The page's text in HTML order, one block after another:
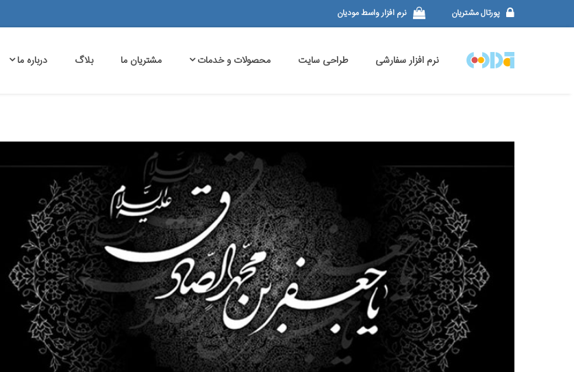
پورتال مشتریان نرم افزار واسط مودیان
نرم افزار سفارشی طراحی سایت محصولات و خدمات مشتریان ما بلاگ درباره ما